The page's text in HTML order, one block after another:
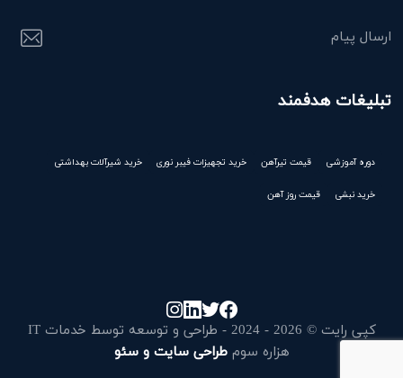
ارسال پیام
تبلیغات هدفمند
دوره آموزشی قیمت تیرآهن خرید تجهیزات فیبر نوری خرید شیرآلات بهداشتی
خرید نبشی قیمت روز آهن
کپی رایت © 2026 - 2024 - طراحی و توسعه توسط خدمات IT
هزاره سومطراحی سایت و سئو